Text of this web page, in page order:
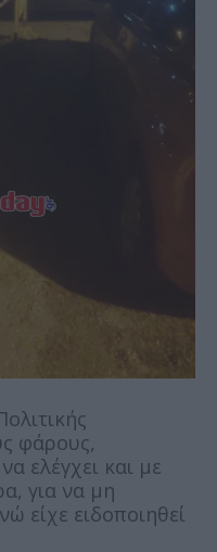
φάρους,
ελέγχει και με
για να μη
είχε ειδοποιηθεί